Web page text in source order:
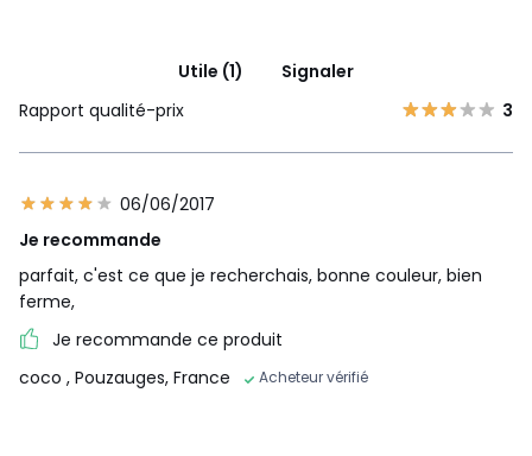
Utile (1)
Signaler
Rapport qualité-prix
3
06/06/2017
Je recommande
parfait, c'est ce que je recherchais, bonne couleur, bien
ferme,
Je recommande ce produit
coco , Pouzauges, France Acheteur vérifié